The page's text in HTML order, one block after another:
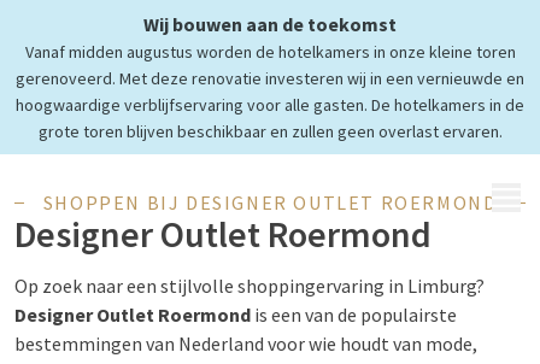
Wij bouwen aan de toekomst
Vanaf midden augustus worden de hotelkamers in onze kleine toren
gerenoveerd. Met deze renovatie investeren wij in een vernieuwde en
hoogwaardige verblijfservaring voor alle gasten. De hotelkamers in de
grote toren blijven beschikbaar en zullen geen overlast ervaren.
MENU
Shoppen bij
Designer Outlet Roermond
SHOPPEN BIJ DESIGNER OUTLET ROERMOND
Designer Outlet Roermond
Op zoek naar een stijlvolle shoppingervaring in Limburg?
Designer Outlet Roermond is een van de populairste
bestemmingen van Nederland voor wie houdt van mode,